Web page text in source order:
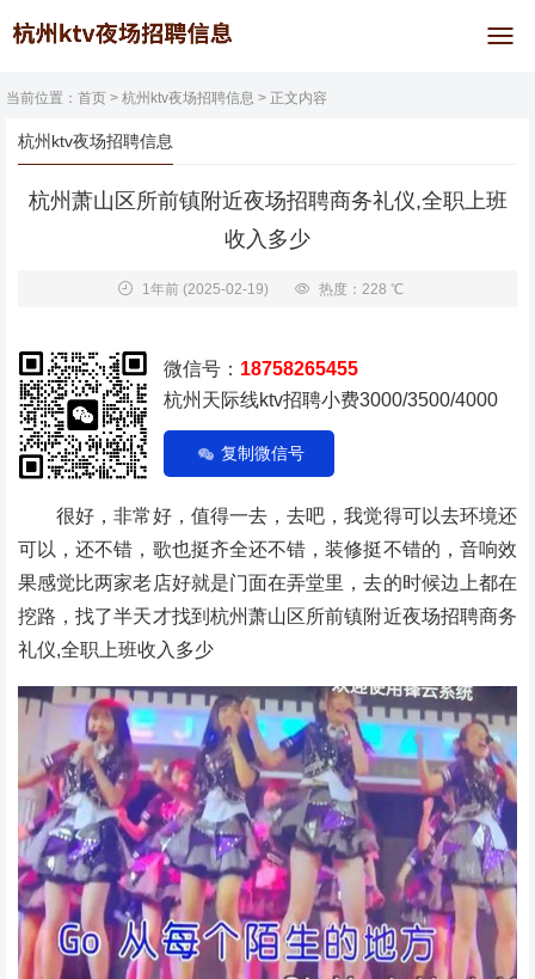
当前位置： 首页 > 杭州ktv夜场招聘信息 > 正文内容
杭州ktv夜场招聘信息
杭州萧山区所前镇附近夜场招聘商务礼仪,全职上班
收入多少
1年前(2025-02-19) 热度：228 ℃
微信号： 18758265455
杭州天际线ktv招聘小费3000/3500/4000
复制微信号
很好，非常好，值得一去，去吧，我觉得可以去环境还
可以，还不错，歌也挺齐全还不错，装修挺不错的，音响效
果感觉比两家老店好就是门面在弄堂里，去的时候边上都在
挖路，找了半天才找到杭州萧山区所前镇附近夜场招聘商务
礼仪,全职上班收入多少